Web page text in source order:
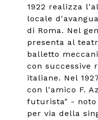
1922 realizza
locale
di Roma. Nel
presenta al
balletto
con successive
italiane. Nel
con l'amico F.
futurista" -
per via della